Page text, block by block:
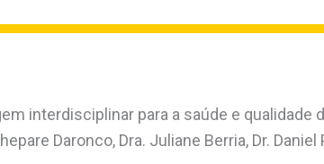
interdisciplinar para a saúde e qualidade
Daronco, Dra. Juliane Berria, Dr. Daniel